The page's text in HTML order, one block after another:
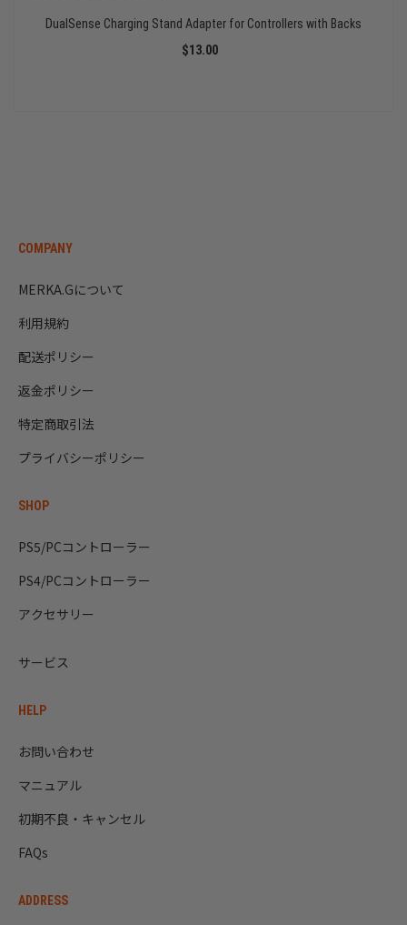
DualSense Charging Stand Adapter for Controllers with Backs
$13.00
COMPANY
MERKA.Gについて
利用規約
配送ポリシー
返金ポリシー
特定商取引法
プライバシーポリシー
SHOP
PS5/PCコントローラー
PS4/PCコントローラー
アクセサリー
サービス
HELP
お問い合わせ
マニュアル
初期不良・キャンセル
FAQs
ADDRESS